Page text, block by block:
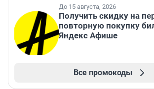
До 15 августа, 2026
Получить скидку на
повторную покупку
Яндекс Афише
Все промокоды